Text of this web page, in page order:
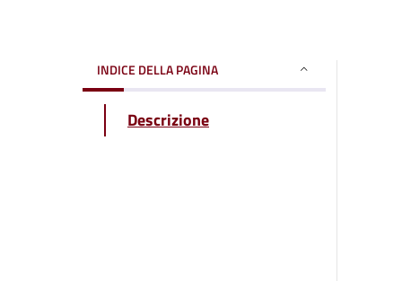
INDICE DELLA PAGINA
Descrizione